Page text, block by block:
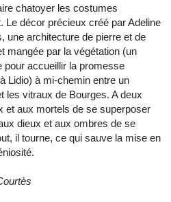
chatoyer les costumes
Le décor précieux créé par Adeline
architecture de pierre et de
mangée par la végétation (un
pour accueillir la promesse
Lidio) à mi-chemin entre un
les vitraux de Bourges. A deux
et aux mortels de se superposer
dieux et aux ombres de se
il tourne, ce qui sauve la mise en